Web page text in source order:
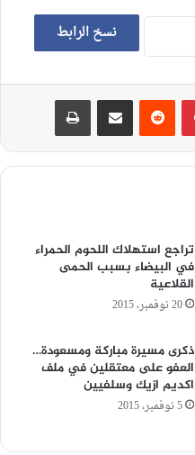
نسخ الرابط
بينتيريست
تراجع استهلاك اللحوم الحمراء
في البيضاء بسبب الحمى
القلاعية
20 نوفمبر، 2015
ذكرى مسيرة مباركة ومسعودة…
العفو على معتقلين في ملف
اكديم ازيك وسلفيين
5 نوفمبر، 2015